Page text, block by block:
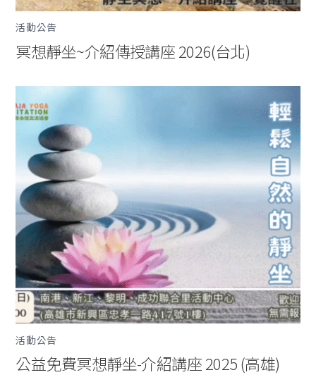
活動公告
冥想靜坐~介紹傳授講座 2026(台北)
活動公告
公益免費冥想靜坐-介紹講座 2025 (高雄)